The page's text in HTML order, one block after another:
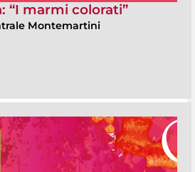
“I marmi colorati”
Montemartini